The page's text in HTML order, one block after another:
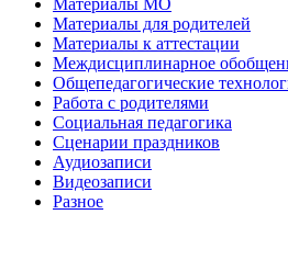
Материалы для родителей
Материалы к аттестации
Междисциплинарное
Общепедагогические
Работа с родителями
Социальная педагогика
Сценарии праздников
Аудиозаписи
Видеозаписи
Разное